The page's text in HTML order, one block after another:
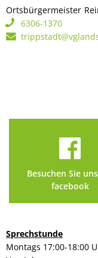
Ortsbürgermeister
6306-1370
Besuchen Sie
facebook
Sprechstunde
Montags 17:00-18:00